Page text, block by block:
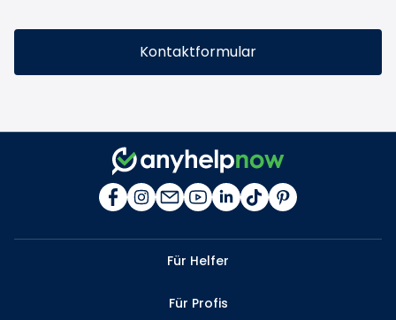
Kontaktformular
Für Helfer
Für Profis